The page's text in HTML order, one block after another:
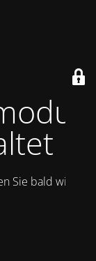
Sie bald wieder.